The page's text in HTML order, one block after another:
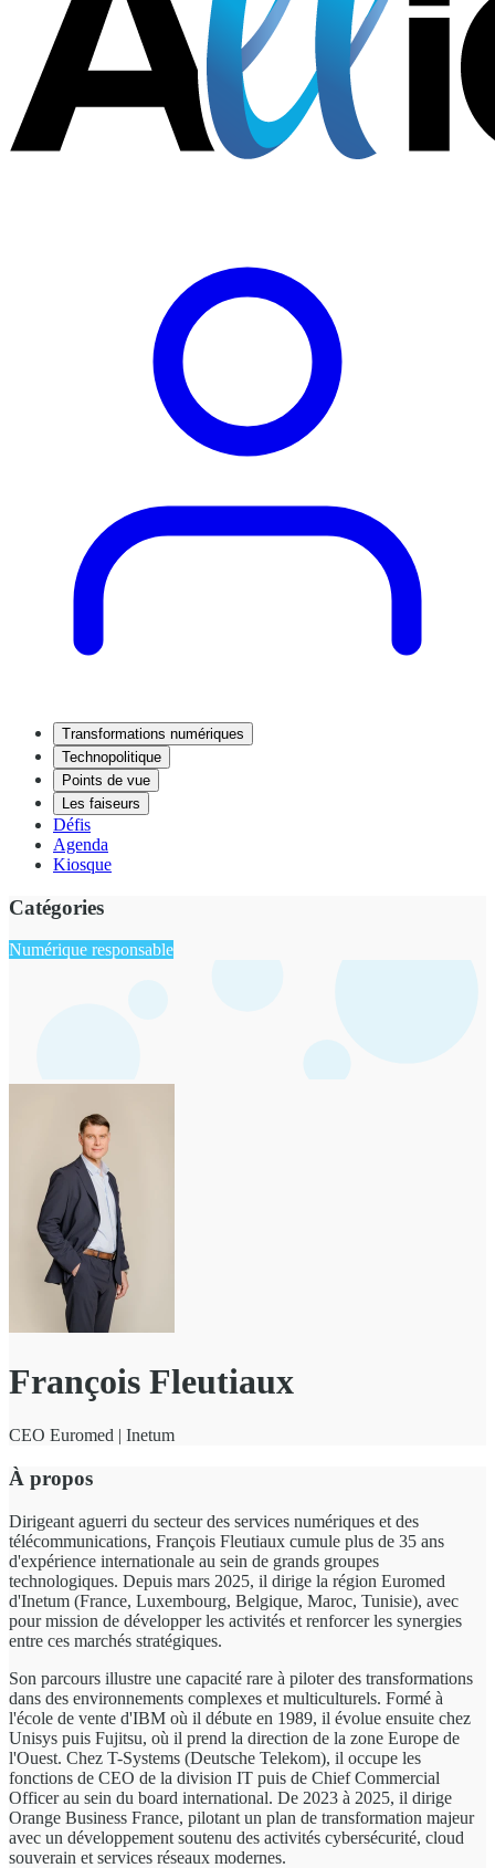
Transformations numériques
Technopolitique
Points de vue
Les faiseurs
Défis
Agenda
Kiosque
Catégories
Numérique responsable
François Fleutiaux
CEO Euromed | Inetum
À propos
Dirigeant aguerri du secteur des services numériques et des
télécommunications, François Fleutiaux cumule plus de 35 ans
d'expérience internationale au sein de grands groupes
technologiques. Depuis mars 2025, il dirige la région Euromed
d'Inetum (France, Luxembourg, Belgique, Maroc, Tunisie), avec
pour mission de développer les activités et renforcer les synergies
entre ces marchés stratégiques.
Son parcours illustre une capacité rare à piloter des transformations
dans des environnements complexes et multiculturels. Formé à
l'école de vente d'IBM où il débute en 1989, il évolue ensuite chez
Unisys puis Fujitsu, où il prend la direction de la zone Europe de
l'Ouest. Chez T-Systems (Deutsche Telekom), il occupe les
fonctions de CEO de la division IT puis de Chief Commercial
Officer au sein du board international. De 2023 à 2025, il dirige
Orange Business France, pilotant un plan de transformation majeur
avec un développement soutenu des activités cybersécurité, cloud
souverain et services réseaux modernes.